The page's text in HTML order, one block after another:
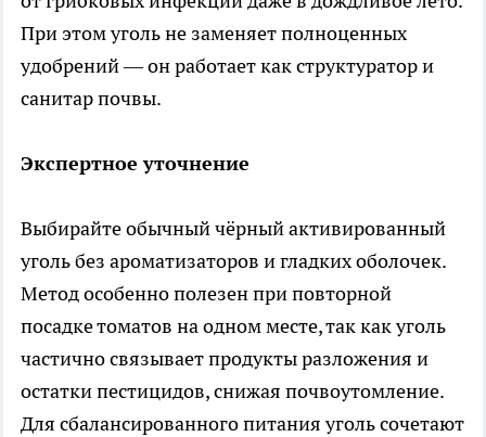
При этом уголь не заменяет полноценных
удобрений — он работает как структуратор и
санитар почвы.
Экспертное уточнение
Выбирайте обычный чёрный активированный
уголь без ароматизаторов и гладких оболочек.
Метод особенно полезен при повторной
посадке томатов на одном месте, так как уголь
частично связывает продукты разложения и
остатки пестицидов, снижая почвоутомление.
Для сбалансированного питания уголь сочетают